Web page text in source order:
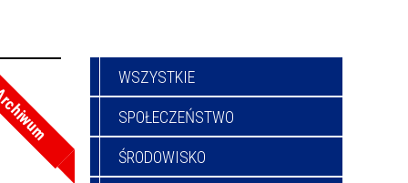
WSZYSTKIE
SPOŁECZEŃSTWO
ŚRODOWISKO